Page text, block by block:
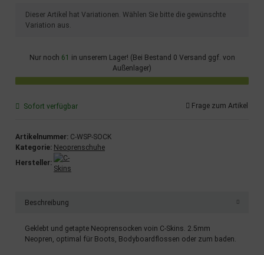
xDieser Artikel hat Variationen. Wählen Sie bitte die gewünschte
Variation aus.
Nur noch 61 in unserem Lager! (Bei Bestand 0 Versand ggf. von
Außenlager)
Sofort verfügbar Frage zum Artikel
Artikelnummer: C-WSP-SOCK
Kategorie: Neoprenschuhe
Hersteller:
Beschreibung
Geklebt und getapte Neoprensocken voin C-Skins. 2.5mm
Neopren, optimal für Boots, Bodyboardflossen oder zum baden.